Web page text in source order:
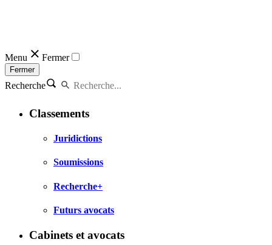
Menu Fermer
Fermer
Recherche
Classements
Juridictions
Soumissions
Recherche+
Futurs avocats
Cabinets et avocats